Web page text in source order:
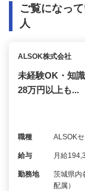
ご覧になっ
人
ALSOK株式会社
未経験OK・知
28万円以上も...
職種 ALSOK
給与 月給
勤務地
茨城県内
配属）